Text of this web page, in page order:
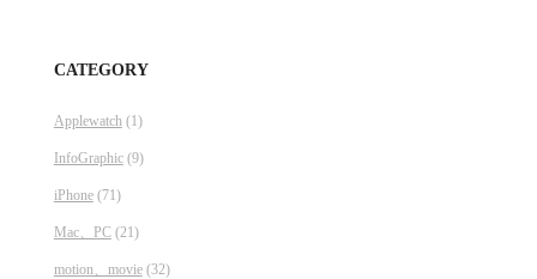
CATEGORY
Applewatch(1)
InfoGraphic(9)
iPhone(71)
Mac、PC(21)
motion、movie(32)